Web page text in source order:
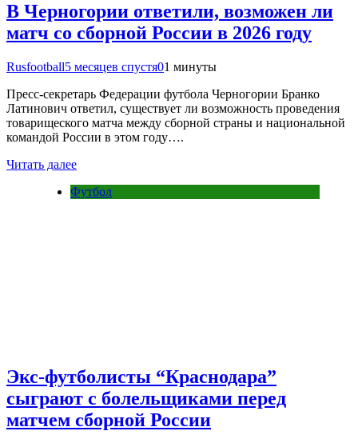
В Черногории ответили, возможен ли
матч со сборной России в 2026 году
Rusfootball5 месяцев спустя01 минуты
Пресс-секретарь Федерации футбола Черногории Бранко
Латинович ответил, существует ли возможность проведения
товарищеского матча между сборной страны и национальной
командой России в этом году….
Читать далее
Футбол
Экс-футболисты “Краснодара”
сыграют с болельщиками перед
матчем сборной России